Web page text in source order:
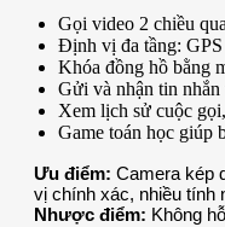
Gọi video 2 chiều
Định vị đa tầng:
Khóa đồng hồ bằng
Gửi và nhận tin nhắn
Xem lịch sử cuộc
Game toán học giúp
Ưu điểm: Camera kép
vị chính xác, nhiều tính
Nhược điểm: Không